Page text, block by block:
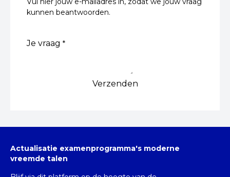
kunnen beantwoorden.
‎Je vraag *
Verzenden
Actualisatie examenprogramma's moderne
vreemde talen